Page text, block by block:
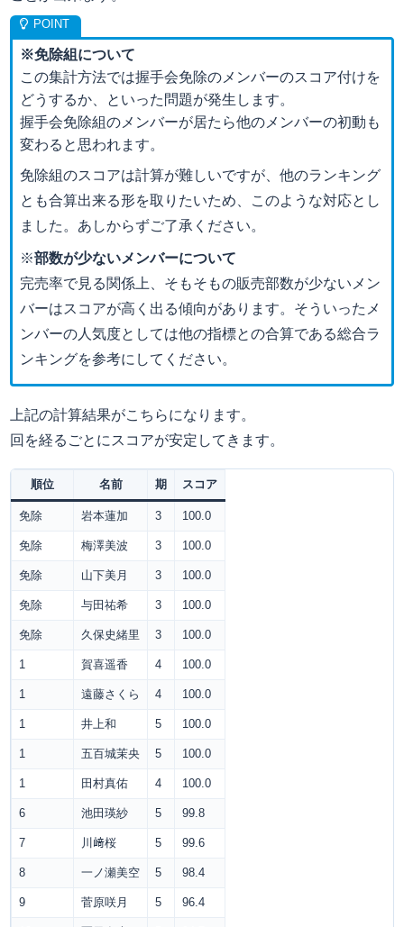
※免除組について
この集計方法では握手会免除のメンバーのスコア付けを
どうするか、といった問題が発生します。
握手会免除組のメンバーが居たら他のメンバーの初動も
変わると思われます。
免除組のスコアは計算が難しいですが、他のランキング
とも合算出来る形を取りたいため、このような対応とし
ました。あしからずご了承ください。
※部数が少ないメンバーについて
完売率で見る関係上、そもそもの販売部数が少ないメン
バーはスコアが高く出る傾向があります。そういったメ
ンバーの人気度としては他の指標との合算である総合ラ
ンキングを参考にしてください。
上記の計算結果がこちらになります。
回を経るごとにスコアが安定してきます。
順位 名前 期 スコア
免除 岩本蓮加 3 100.0
免除 梅澤美波 3 100.0
免除 山下美月 3 100.0
免除 与田祐希 3 100.0
免除 久保史緒里 3 100.0
1 賀喜遥香 4 100.0
1 遠藤さくら 4 100.0
1 井上和 5 100.0
1 五百城茉央 5 100.0
1 田村真佑 4 100.0
6 池田瑛紗 5 99.8
7 川﨑桜 5 99.6
8 一ノ瀬美空 5 98.4
9 菅原咲月 5 96.4